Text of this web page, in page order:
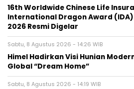
16th Worldwide Chinese Life
International Dragon Award
2026 Resmi Digelar
Sabtu, 8 Agustus 2026 - 14:26 WIB
Himel Hadirkan Visi Hunian
Global “Dream Home”
Sabtu, 8 Agustus 2026 - 14:19 WIB